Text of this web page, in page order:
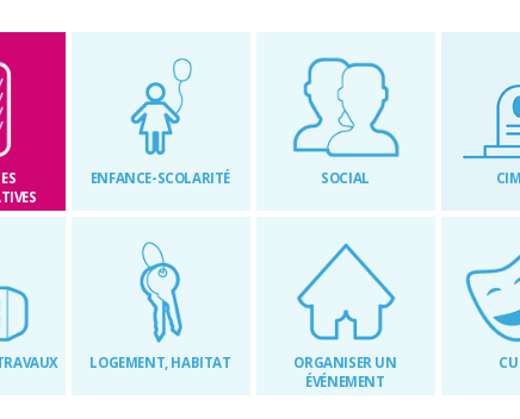
ENFANCE-SCOLARITÉ SOCIAL
LOGEMENT, HABITAT
ORGANISER UN
ÉVÉNEMENT